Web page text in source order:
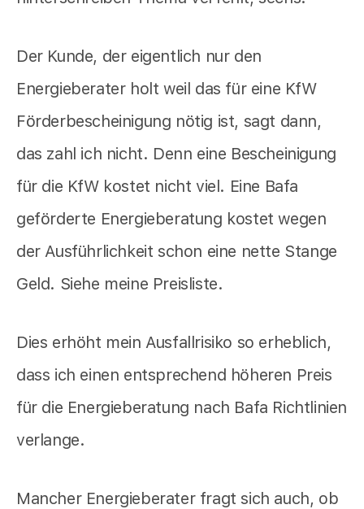
Der Kunde, der eigentlich nur den
Energieberater holt weil das für eine KfW
Förderbescheinigung nötig ist, sagt dann,
das zahl ich nicht. Denn eine Bescheinigung
für die KfW kostet nicht viel. Eine Bafa
geförderte Energieberatung kostet wegen
der Ausführlichkeit schon eine nette Stange
Geld. Siehe meine Preisliste.
Dies erhöht mein Ausfallrisiko so erheblich,
dass ich einen entsprechend höheren Preis
für die Energieberatung nach Bafa Richtlinien
verlange.
Mancher Energieberater fragt sich auch, ob